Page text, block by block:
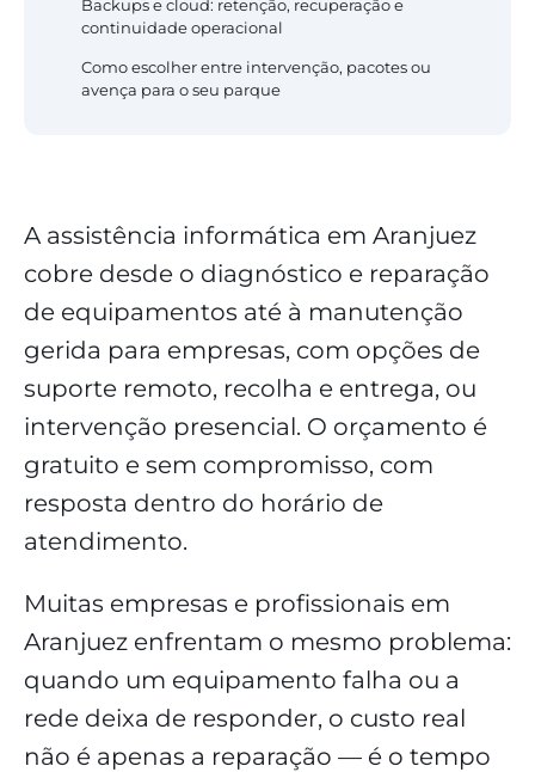
Backups e cloud: retenção, recuperação e
continuidade operacional
Como escolher entre intervenção, pacotes ou
avença para o seu parque
A assistência informática em Aranjuez
cobre desde o diagnóstico e reparação
de equipamentos até à manutenção
gerida para empresas, com opções de
suporte remoto, recolha e entrega, ou
intervenção presencial. O orçamento é
gratuito e sem compromisso, com
resposta dentro do horário de
atendimento.
Muitas empresas e profissionais em
Aranjuez enfrentam o mesmo problema:
quando um equipamento falha ou a
rede deixa de responder, o custo real
não é apenas a reparação — é o tempo